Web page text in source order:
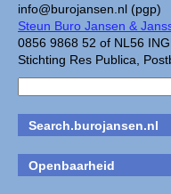
info@burojansen.nl (pgp)
Steun Buro Jansen &
0856 9868 52 of NL56
Stichting Res Publica,
Search.burojansen.nl
Openbaarheid